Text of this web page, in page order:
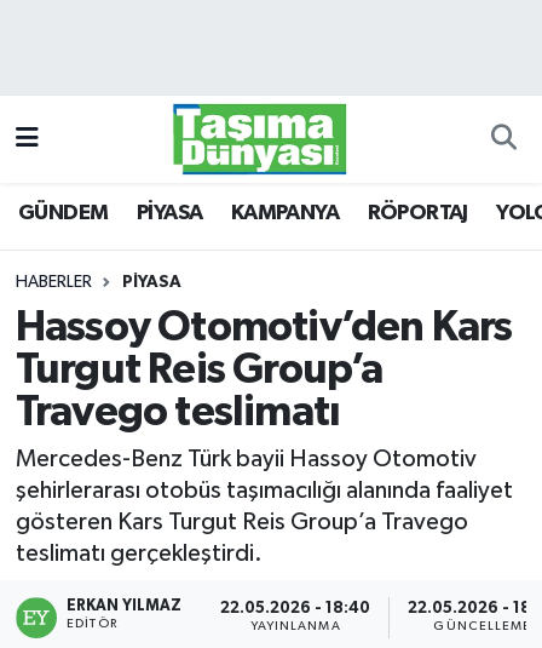
GÜNDEM PİYASA KAMPANYA RÖPORTAJ
HABERLER PİYASA
Hassoy Otomotiv’den Kars
Turgut Reis Group’a
Travego teslimatı
Mercedes-Benz Türk bayii Hassoy Otomotiv
şehirlerarası otobüs taşımacılığı alanında faaliyet
gösteren Kars Turgut Reis Group’a Travego
teslimatı gerçekleştirdi.
ERKAN YILMAZ
EDITÖR
22.05.2026 - 18:40
YAYINLANMA
22.05.2026 -
GÜNCELLEME
KAMPANYA
RÖPORTAJ
YOLCU TAŞIMA
LOJİSTİK
E-GAZETE
TAŞITLAR
Trafik Durumu
Süper Lig Puan Durumu ve Fikstür
Tüm Manşetler
Son Dakika Haberleri
Haber Arşivi